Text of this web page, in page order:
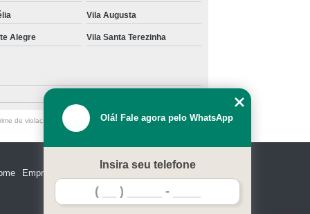
Vila Augusta
Alegre Vila Santa Terezinha
de violação de direito autoral – artigo 184 do Código Penal
Empresa
Olá! Fale agora pelo WhatsApp
Insira seu telefone